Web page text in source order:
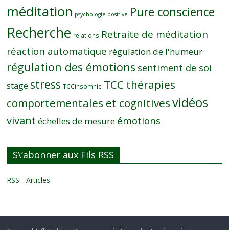
méditation psychologie positive Pure conscience
Recherche relations Retraite de méditation
réaction automatique régulation de l'humeur
régulation des émotions sentiment de soi
stage stress TCCinsomnie TCC thérapies
comportementales et cognitivesvidéos
vivant échelles de mesure émotions
S\’abonner aux Fils RSS
RSS - Articles